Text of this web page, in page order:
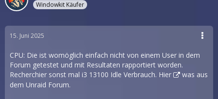
Windowkit Käufer
15. Juni 2025
CPU: Die ist womöglich einfach nicht von einem User in dem
Forum getestet und mit Resultaten rapportiert worden.
Recherchier sonst mal i3 13100 Idle Verbrauch. Hier
was aus
dem Unraid Forum.